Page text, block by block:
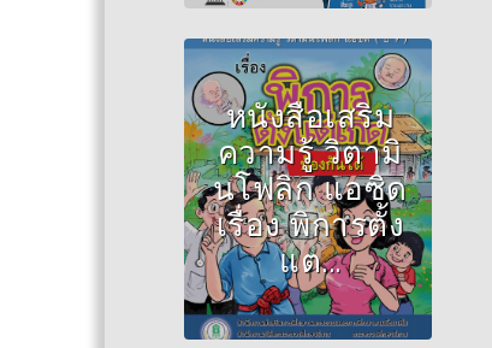
หนังสือเสริม
ความรู้ วิตามิ
นโฟลิก แอซิด
เรื่อง พิการตั้ง
แต...
Author :สุรพงษ์ มั่นมะ
โน